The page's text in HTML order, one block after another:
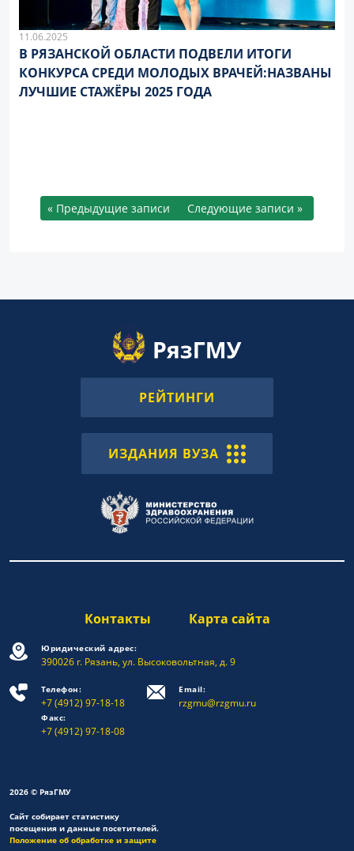
11.06.2025
В РЯЗАНСКОЙ ОБЛАСТИ ПОДВЕЛИ ИТОГИ
КОНКУРСА СРЕДИ МОЛОДЫХ ВРАЧЕЙ:НАЗВАНЫ
ЛУЧШИЕ СТАЖЁРЫ 2025 ГОДА
« Предыдущие записи Следующие записи »
РЕЙТИНГИ
ИЗДАНИЯ ВУЗА
Контакты Карта сайта
Юридический адрес:
390026 г. Рязань, ул. Высоковольтная, д. 9
Телефон:
+7 (4912) 97-18-18
Факс:
+7 (4912) 97-18-08
Email:
rzgmu@rzgmu.ru
2026 © РязГМУ
Сайт собирает статистику
посещения и данные посетителей.
Положение об обработке и защите